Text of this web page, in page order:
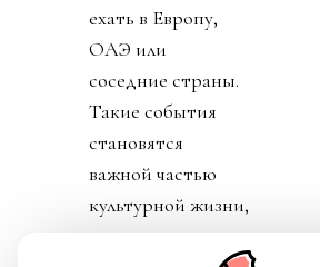
ехать в Европу,
ОАЭ или
соседние страны.
Такие события
становятся
важной частью
культурной жизни,